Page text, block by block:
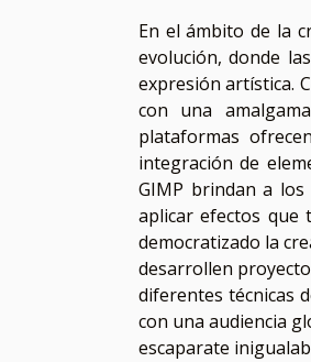
En el ámbito de la
evolución, donde
expresión artística.
con una
plataformas
integración de
GIMP brindan a
aplicar efectos
democratizado la
desarrollen
diferentes técnicas
con una audiencia
escaparate